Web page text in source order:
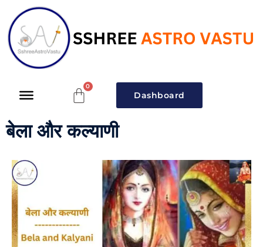
Dashboard
बेला और कल्याणी